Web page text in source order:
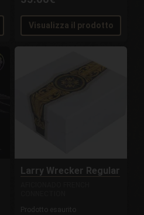
Visualizza il prodotto
Larry Wrecker Regular
Prodotto esaurito